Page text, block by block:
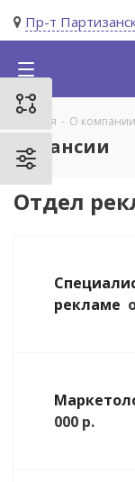
Пр-т
Главная - О компании
Вакансии
Отдел
рекламе
000 р.